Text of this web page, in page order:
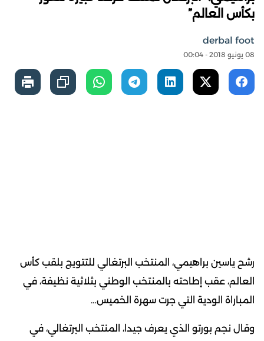
بكأس العالم”
derbal foot
08 يونيو 2018 - 00:04
رشح ياسين براهيمي، المنتخب البرتغالي للتتويج بلقب كأس
العالم، عقب إطاحته بالمنتخب الوطني بثلاثية نظيفة، في
المباراة الودية التي جرت سهرة الخميس…
وقال نجم بورتو الذي يعرف جيدا، المنتخب البرتغالي، في